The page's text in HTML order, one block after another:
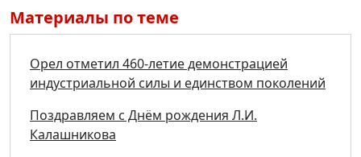
Материалы по теме
Орел отметил 460-летие демонстрацией
индустриальной силы и единством поколений
Поздравляем с Днём рождения Л.И.
Калашникова